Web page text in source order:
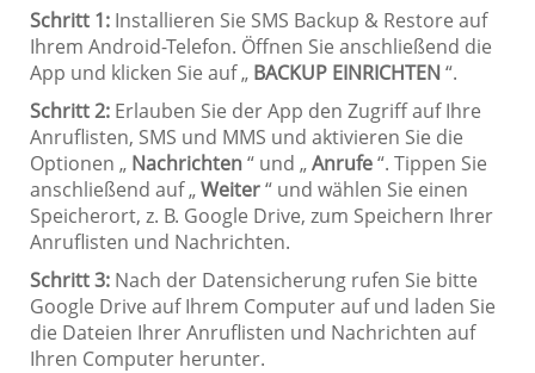
Schritt 1: Installieren Sie SMS Backup & Restore auf
Ihrem Android-Telefon. Öffnen Sie anschließend die
App und klicken Sie auf „ BACKUP EINRICHTEN“.
Schritt 2: Erlauben Sie der App den Zugriff auf Ihre
Anruflisten, SMS und MMS und aktivieren Sie die
Optionen „ Nachrichten“ und „Anrufe“. Tippen Sie
anschließend auf „Weiter“ und wählen Sie einen
Speicherort, z. B. Google Drive, zum Speichern Ihrer
Anruflisten und Nachrichten.
Schritt 3: Nach der Datensicherung rufen Sie bitte
Google Drive auf Ihrem Computer auf und laden Sie
die Dateien Ihrer Anruflisten und Nachrichten auf
Ihren Computer herunter.